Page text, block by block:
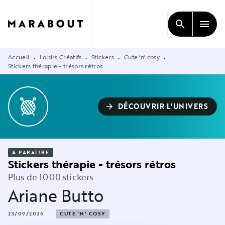
CONTENU
search menu
Accueil • Loisirs Créatifs • Stickers • Cute 'n' cosy •
Stickers thérapie - trésors rétros
arrow_forward DÉCOUVRIR L'UNIVERS
À PARAÎTRE
Stickers thérapie - trésors rétros
Plus de 1000 stickers
Ariane Butto
23/09/2026 CUTE 'N' COSY